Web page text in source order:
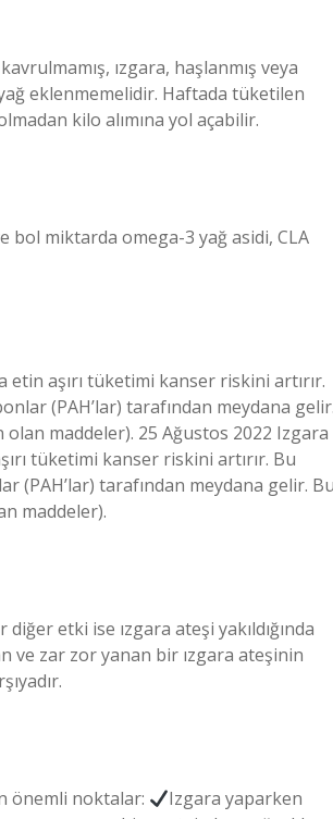
ızgara, haşlanmış veya
yağ eklenmemelidir. Haftada tüketilen
kilo alımına yol açabilir.
bol miktarda omega-3 yağ asidi, CLA
aşırı tüketimi kanser riskini artırır.
(PAH’lar) tarafından meydana
maddeler). 25 Ağustos 2022 Izgara
tüketimi kanser riskini artırır. Bu
tarafından meydana gelir.
maddeler).
etki ise ızgara ateşi yakıldığında
ve zar zor yanan bir ızgara ateşinin
önemli noktalar:
Izgara yaparken